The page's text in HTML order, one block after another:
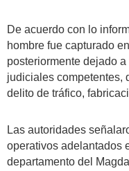
De acuerdo con lo
hombre fue capturado
posteriormente dejado
judiciales competentes,
delito de tráfico,
Las autoridades
operativos adelantados
departamento del